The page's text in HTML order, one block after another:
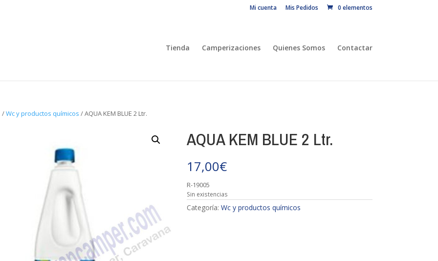
Mi cuenta Mis Pedidos 0 elementos
Tienda Camperizaciones Quienes Somos Contactar
/Wc y productos químicos / AQUA KEM BLUE 2 Ltr.
AQUA KEM BLUE 2 Ltr.
17,00€
R-19005
Sin existencias
Categoría: Wc y productos químicos